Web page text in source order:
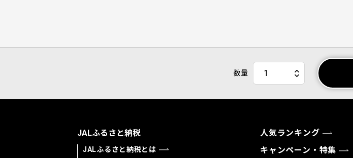
数量
JALふるさと納税
JALふるさと納税とは
人気ランキング
キャンペーン・特集